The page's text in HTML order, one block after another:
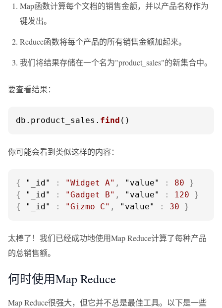
Map函数计算每个文档的销售金额，并以产品名称作为
键发出。
Reduce函数将每个产品的所有销售金额加起来。
我们将结果存储在一个名为"product_sales"的新集合中。
要查看结果：
db. product_sales . find ()
你可能会看到类似这样的内容：
{ "_id" : "Widget A" , "value" : 80
}
{
"_id" : "Gadget B" , "value" : 120
}
{
"_id" : "Gizmo C" , "value" : 30 }
太棒了！我们已经成功地使用Map Reduce计算了每种产品
的总销售额。
何时使用Map Reduce
Map Reduce很强大，但它并不总是最佳工具。以下是一些